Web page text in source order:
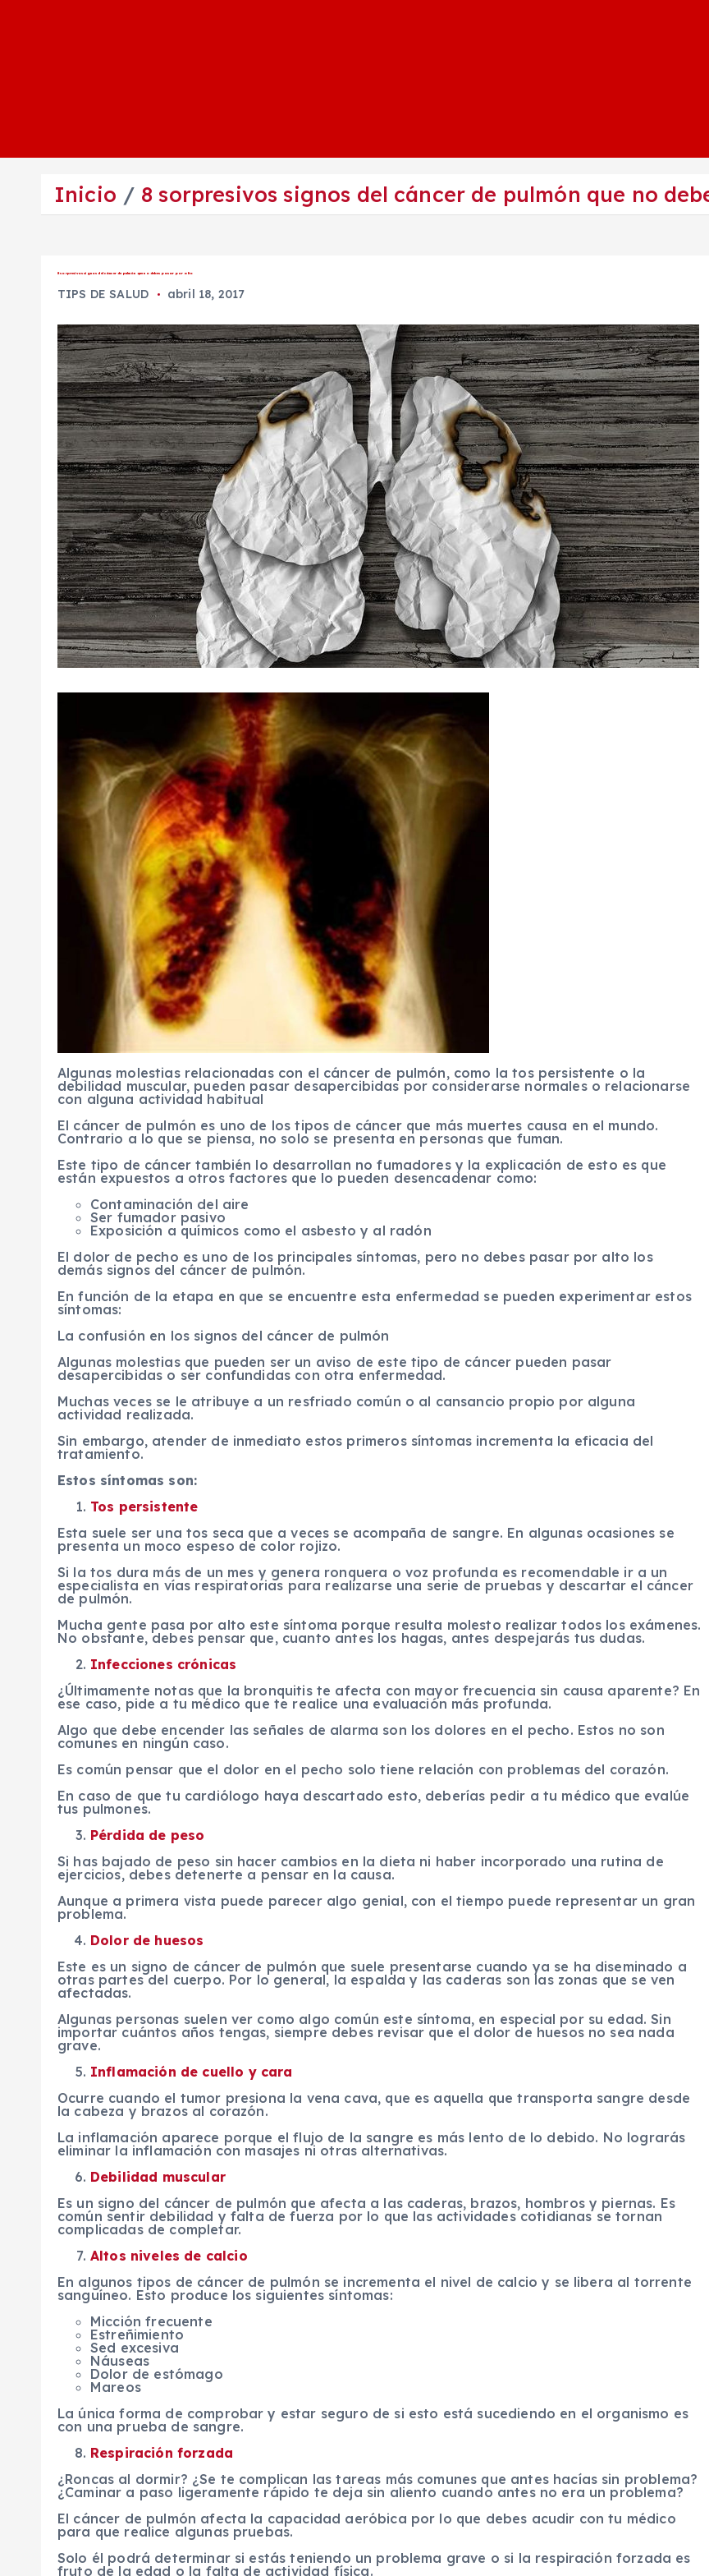
Inicio 8 sorpresivos signos del cáncer de pulmón que no
8 sorpresivos signos del cáncer de pulmón que no debes pasar por alto
TIPS DE SALUD abril 18, 2017
Algunas molestias relacionadas con el cáncer de pulmón, como la tos persistente o la
debilidad muscular, pueden pasar desapercibidas por considerarse normales o relacionarse
con alguna actividad habitual
El cáncer de pulmón es uno de los tipos de cáncer que más muertes causa en el mundo.
Contrario a lo que se piensa, no solo se presenta en personas que fuman.
Este tipo de cáncer también lo desarrollan no fumadores y la explicación de esto es que
están expuestos a otros factores que lo pueden desencadenar como:
Contaminación del aire
Ser fumador pasivo
Exposición a químicos como el asbesto y al radón
El dolor de pecho es uno de los principales síntomas, pero no debes pasar por alto los
demás signos del cáncer de pulmón.
En función de la etapa en que se encuentre esta enfermedad se pueden experimentar estos
síntomas:
La confusión en los signos del cáncer de pulmón
Algunas molestias que pueden ser un aviso de este tipo de cáncer pueden pasar
desapercibidas o ser confundidas con otra enfermedad.
Muchas veces se le atribuye a un resfriado común o al cansancio propio por alguna
actividad realizada.
Sin embargo, atender de inmediato estos primeros síntomas incrementa la eficacia del
tratamiento.
Estos síntomas son:
Tos persistente
Esta suele ser una tos seca que a veces se acompaña de sangre. En algunas ocasiones se
presenta un moco espeso de color rojizo.
Si la tos dura más de un mes y genera ronquera o voz profunda es recomendable ir a un
especialista en vías respiratorias para realizarse una serie de pruebas y descartar el cáncer
de pulmón.
Mucha gente pasa por alto este síntoma porque resulta molesto realizar todos los exámenes.
No obstante, debes pensar que, cuanto antes los hagas, antes despejarás tus dudas.
Infecciones crónicas
¿Últimamente notas que la bronquitis te afecta con mayor frecuencia sin causa aparente? En
ese caso, pide a tu médico que te realice una evaluación más profunda.
Algo que debe encender las señales de alarma son los dolores en el pecho. Estos no son
comunes en ningún caso.
Es común pensar que el dolor en el pecho solo tiene relación con problemas del corazón.
En caso de que tu cardiólogo haya descartado esto, deberías pedir a tu médico que evalúe
tus pulmones.
Pérdida de peso
Si has bajado de peso sin hacer cambios en la dieta ni haber incorporado una rutina de
ejercicios, debes detenerte a pensar en la causa.
Aunque a primera vista puede parecer algo genial, con el tiempo puede representar un gran
problema.
Dolor de huesos
Este es un signo de cáncer de pulmón que suele presentarse cuando ya se ha diseminado a
otras partes del cuerpo. Por lo general, la espalda y las caderas son las zonas que se ven
afectadas.
Algunas personas suelen ver como algo común este síntoma, en especial por su edad. Sin
importar cuántos años tengas, siempre debes revisar que el dolor de huesos no sea nada
grave.
Inflamación de cuello y cara
Ocurre cuando el tumor presiona la vena cava, que es aquella que transporta sangre desde
la cabeza y brazos al corazón.
La inflamación aparece porque el flujo de la sangre es más lento de lo debido. No lograrás
eliminar la inflamación con masajes ni otras alternativas.
Debilidad muscular
Es un signo del cáncer de pulmón que afecta a las caderas, brazos, hombros y piernas. Es
común sentir debilidad y falta de fuerza por lo que las actividades cotidianas se tornan
complicadas de completar.
Altos niveles de calcio
En algunos tipos de cáncer de pulmón se incrementa el nivel de calcio y se libera al torrente
sanguíneo. Esto produce los siguientes síntomas:
Micción frecuente
Estreñimiento
Sed excesiva
Náuseas
Dolor de estómago
Mareos
La única forma de comprobar y estar seguro de si esto está sucediendo en el organismo es
con una prueba de sangre.
Respiración forzada
¿Roncas al dormir? ¿Se te complican las tareas más comunes que antes hacías sin problema?
¿Caminar a paso ligeramente rápido te deja sin aliento cuando antes no era un problema?
El cáncer de pulmón afecta la capacidad aeróbica por lo que debes acudir con tu médico
para que realice algunas pruebas.
Solo él podrá determinar si estás teniendo un problema grave o si la respiración forzada es
fruto de la edad o la falta de actividad física.